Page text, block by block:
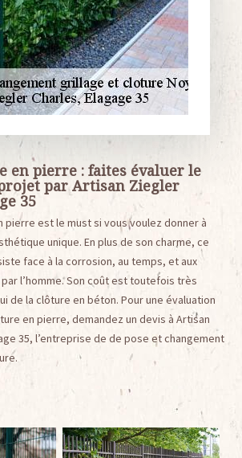
en pierre : faites évaluer le
par Artisan Ziegler
35
pierre est le must si vous voulez donner à
unique. En plus de son charme, ce
face à la corrosion, au temps, et aux
l’homme. Son coût est toutefois très
de la clôture en béton. Pour une évaluation
en pierre, demandez un devis à Artisan
35, l’entreprise de de pose et changement